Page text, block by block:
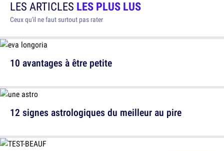
LES ARTICLES LES PLUS LUS
Ceux qu'il ne faut surtout pas rater
10 avantages à être petite
12 signes astrologiques du meilleur au pire